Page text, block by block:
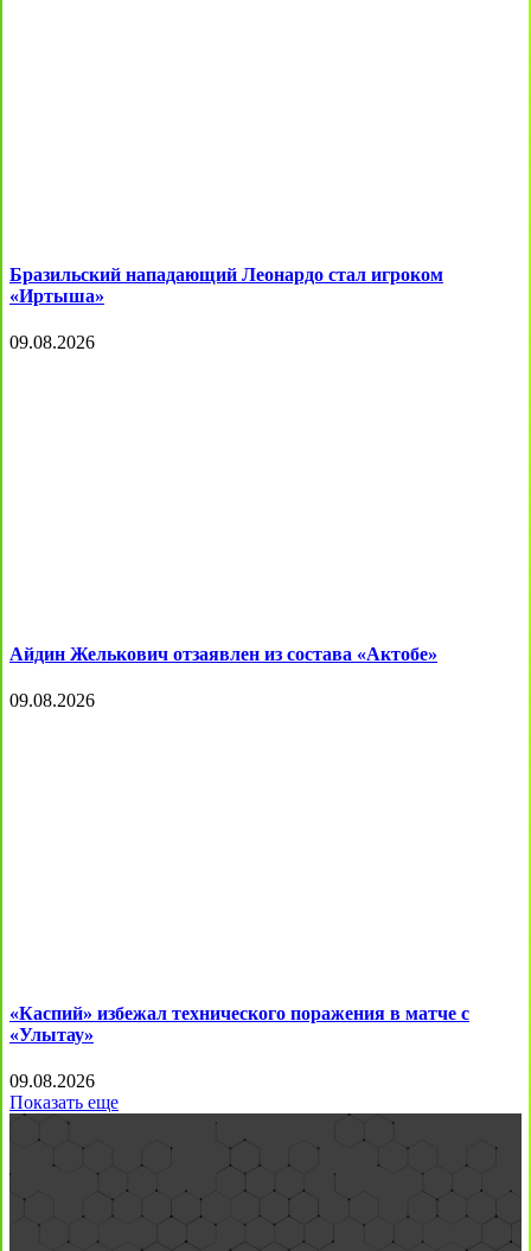
Бразильский нападающий Леонардо стал игроком
«Иртыша»
09.08.2026
Айдин Желькович отзаявлен из состава «Актобе»
09.08.2026
«Каспий» избежал технического поражения в матче с
«Улытау»
09.08.2026
Показать еще